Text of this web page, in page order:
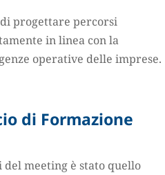
progettare percorsi
in linea con la
operative delle imprese.
di Formazione
meeting è stato quello